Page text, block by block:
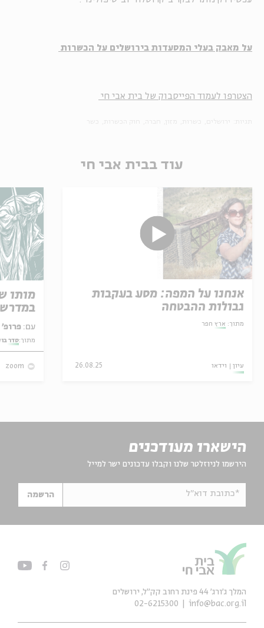
על מאבק בעלי המסעדות בירושלים על הכשרות
הצטרפו לעמוד הפייסבוק של בית אבי חי
עוד בבית אבי חי
אנחנו על המפה: מסע בעקבות
גבולות ההבטחה
מתוך: ארץ חפר
עיון וידאו 26.08.25
מותו
עם: פרופ' אביגדור שנאן
מתוך:סדר
zoom
הישארו מעודכנים
הירשמו לניוזלטר שלנו וקבלו עדכונים ישר למייל
*כתובת דוא"ל הרשמה
המלך ג'ורג' 44 פינת רחוב קק״ל, ירושלים
info@bac.org.il
02-6215300